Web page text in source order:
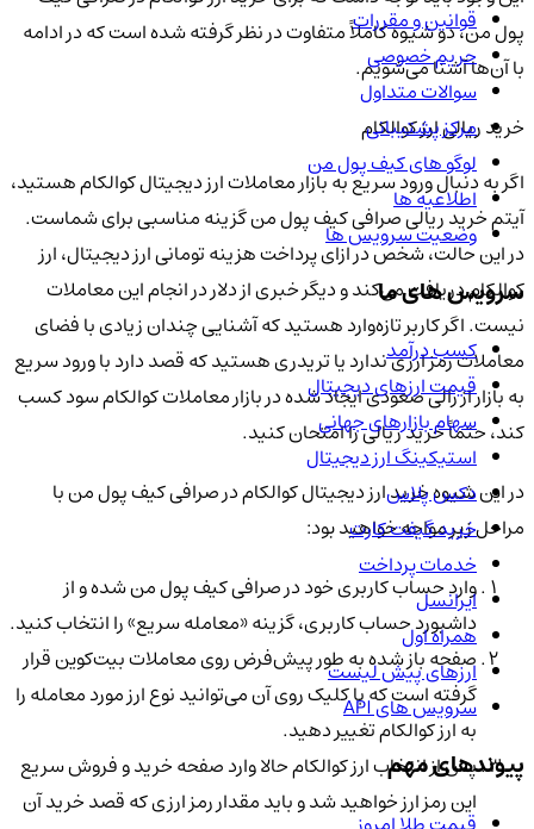
پول من، دو شیوه کاملاً متفاوت در نظر گرفته شده است که در ادامه
با آن‌ها آشنا می‌شویم.
خرید ریالی ارز کوالکام
اگر به دنبال ورود سریع به بازار معاملات ارز دیجیتال کوالکام هستید،
آیتم خرید ریالی صرافی کیف پول من گزینه مناسبی برای شماست.
در این حالت، شخص در ازای پرداخت هزینه تومانی ارز دیجیتال، ارز
کوالکام دریافت می‌کند و دیگر خبری از دلار در انجام این معاملات
نیست. اگر کاربر تازه‌وارد هستید که آشنایی چندان زیادی با فضای
معاملات رمز ارزی ندارد یا تریدری هستید که قصد دارد با ورود سریع
به بازار از رالی صعودی ایجاد شده در بازار معاملات کوالکام سود کسب
کند، حتماً خرید ریالی را امتحان کنید.
در این شیوه خرید ارز دیجیتال کوالکام در صرافی کیف پول من با
مراحل زیر مواجه خواهید بود:
وارد حساب کاربری خود در صرافی کیف پول من شده و از
داشبورد حساب کاربری، گزینه «معامله سریع» را انتخاب کنید.
صفحه باز شده به طور پیش‌فرض روی معاملات بیت‌کوین قرار
گرفته است که با کلیک روی آن می‌توانید نوع ارز مورد معامله را
به ارز کوالکام تغییر دهید.
پس از انتخاب ارز کوالکام حالا وارد صفحه خرید و فروش سریع
این رمز ارز خواهید شد و باید مقدار رمز ارزی که قصد خرید آن
قوانین و مقررات
حریم خصوصی
سوالات متداول
مرکز پشتیبانی
لوگو های کیف پول من
اطلاعیه ها
وضعیت سرویس ها
سرویس های ما
کسب درآمد
قیمت ارزهای دیجیتال
سهام بازارهای جهانی
استیکینگ ارز دیجیتال
دکس پلاس
خرید گیفت کارت
خدمات پرداخت
ایرانسل
همراه اول
ارزهای پیش لیست
سرویس های API
پیوندهای مهم